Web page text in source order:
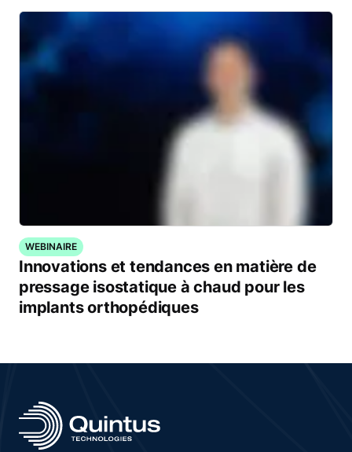
WEBINAIRE
Innovations et tendances en matière de
pressage isostatique à chaud pour les
implants orthopédiques